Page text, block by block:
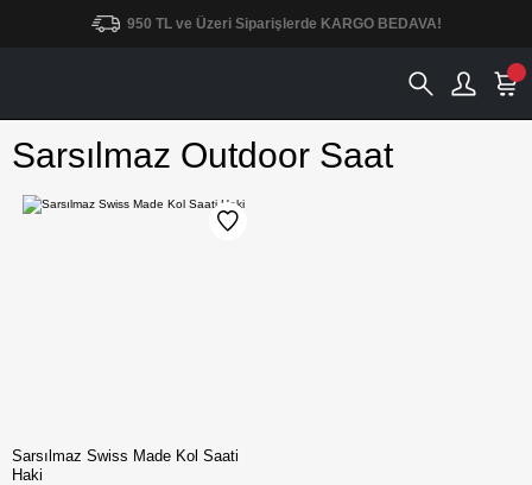
950 TL ve Üzeri Siparişlerde KARGO BEDAVA!
Sarsılmaz Outdoor Saat
Sarsılmaz Swiss Made Kol Saati
Haki